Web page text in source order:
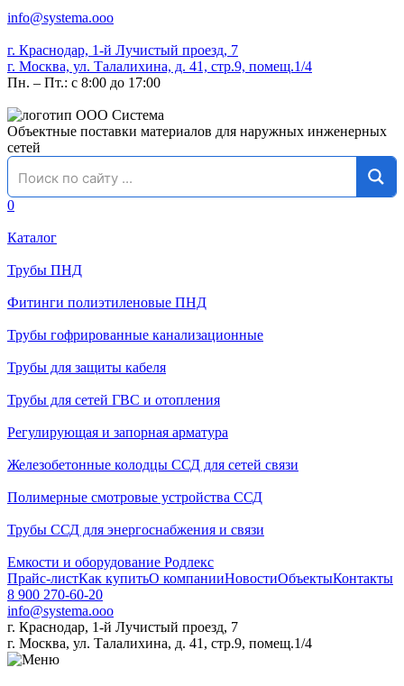
info@systema.ooo
г. Краснодар, 1-й Лучистый проезд, 7
г. Москва, ул. Талалихина, д. 41, стр.9, помещ.1/4
Пн. – Пт.: с 8:00 до 17:00
Объектные поставки материалов для наружных инженерных
сетей
0
Каталог
Трубы ПНД
Фитинги полиэтиленовые ПНД
Трубы гофрированные канализационные
Трубы для защиты кабеля
Трубы для сетей ГВС и отопления
Регулирующая и запорная арматура
Железобетонные колодцы ССД для сетей связи
Полимерные смотровые устройства ССД
Трубы ССД для энергоснабжения и связи
Емкости и оборудование Родлекс
Прайс-листКак купитьО компанииНовостиОбъектыКонтакты
8 900 270-60-20
info@systema.ooo
г. Краснодар, 1-й Лучистый проезд, 7
г. Москва, ул. Талалихина, д. 41, стр.9, помещ.1/4